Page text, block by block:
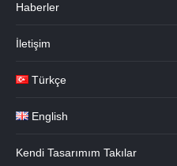
Haberler
İletişim
Türkçe
English
Kendi Tasarımım Takılar